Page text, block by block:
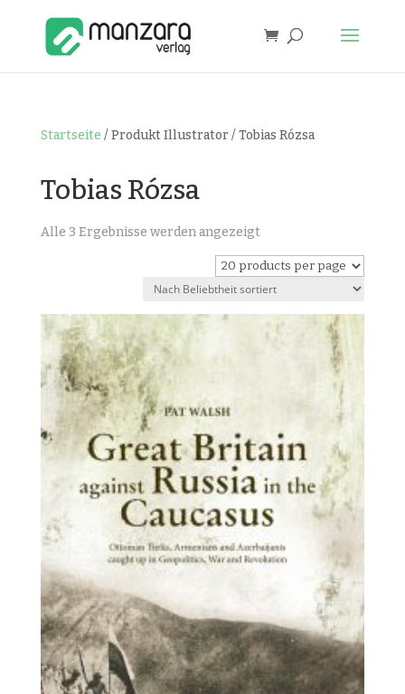
Startseite / Produkt Illustrator / Tobias Rózsa
Tobias Rózsa
Alle 3 Ergebnisse werden angezeigtNach
Beliebtheit
sortiert